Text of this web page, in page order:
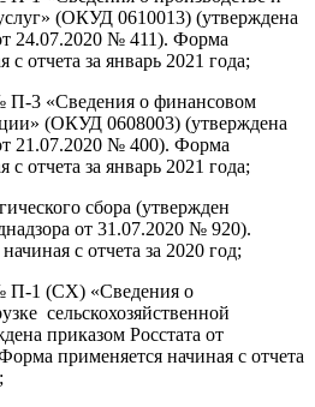
(ОКУД 0610013) (утверждена
24.07.2020 № 411). Форма
с отчета за январь 2021 года;
П-3 «Сведения о финансовом
(ОКУД 0608003) (утверждена
21.07.2020 № 400). Форма
с отчета за январь 2021 года;
сбора (утвержден
от 31.07.2020 № 920).
с отчета за 2020 год;
П-1 (СХ) «Сведения о
сельскохозяйственной
приказом Росстата от
применяется начиная с отчета